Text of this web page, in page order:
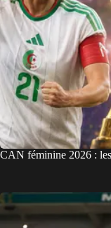
CAN féminine 2026 :